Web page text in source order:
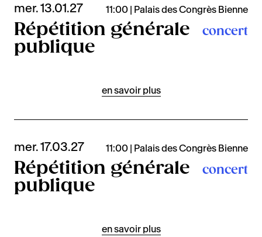
mer. 13.01.27 11:00 | Palais des Congrès Bienne
Répétition générale
publique
concert
en savoir plus
mer. 17.03.27 11:00 | Palais des Congrès Bienne
Répétition générale
publique
concert
en savoir plus